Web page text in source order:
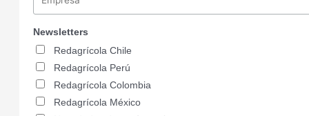
Newsletters
Redagrícola Chile
Redagrícola Perú
Redagrícola Colombia
Redagrícola México